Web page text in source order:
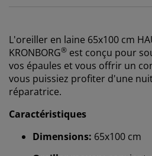
L'oreiller en laine 65x100 cm
KRONBORG® est conçu pour
vos épaules et vous offrir un
vous puissiez profiter d'une
réparatrice.
Caractéristiques
Dimensions: 65x100 cm